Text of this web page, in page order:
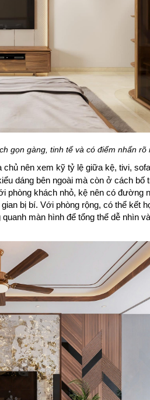
gọn gàng, tinh tế và có điểm nhấn rõ
chủ nên xem kỹ tỷ lệ giữa kệ, tivi,
dáng bên ngoài mà còn ở cách bố
phòng khách nhỏ, kệ nên có đường
bị bí. Với phòng rộng, có thể kết
màn hình để tổng thể dễ nhìn